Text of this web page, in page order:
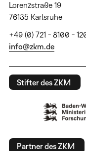
Lorenzstraße 19
76135 Karlsruhe
+49 (0) 721 - 8100 -
info@zkm.de
Stifter des ZKM
Partner des ZKM